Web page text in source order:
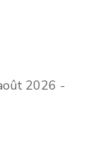
2026 -